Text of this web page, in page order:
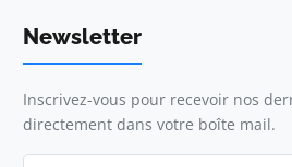
Newsletter
Inscrivez-vous pour recevoir nos
directement dans votre boîte mail.